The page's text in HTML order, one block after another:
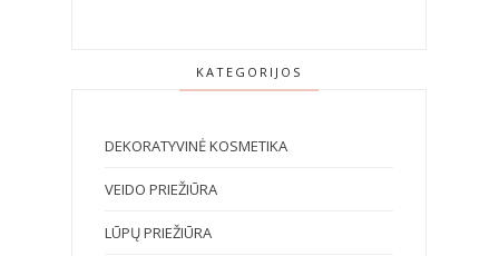
KATEGORIJOS
DEKORATYVINĖ KOSMETIKA
VEIDO PRIEŽIŪRA
LŪPŲ PRIEŽIŪRA